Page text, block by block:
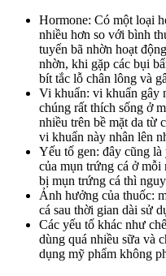
Hormone: Có một loại
nhiều hơn so với bình
tuyến bã nhờn hoạt
nhờn, khi gặp các bụi
bít tắc lỗ chân lông và
Vi khuẩn: vi khuẩn gây
chúng rất thích sống ở
nhiều trên bề mặt da từ
vi khuẩn này nhân lên
Yếu tố gen: đây cũng
của mụn trứng cá ở mỗi
bị mụn trứng cá thì
Ảnh hưởng của thuốc:
cá sau thời gian dài sử
Các yếu tố khác như
dùng quá nhiều sữa và
dụng mỹ phẩm không